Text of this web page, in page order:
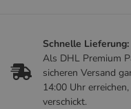
Schnelle Lieferung:
Als DHL Premium
sicheren Versand
14:00 Uhr
verschickt.